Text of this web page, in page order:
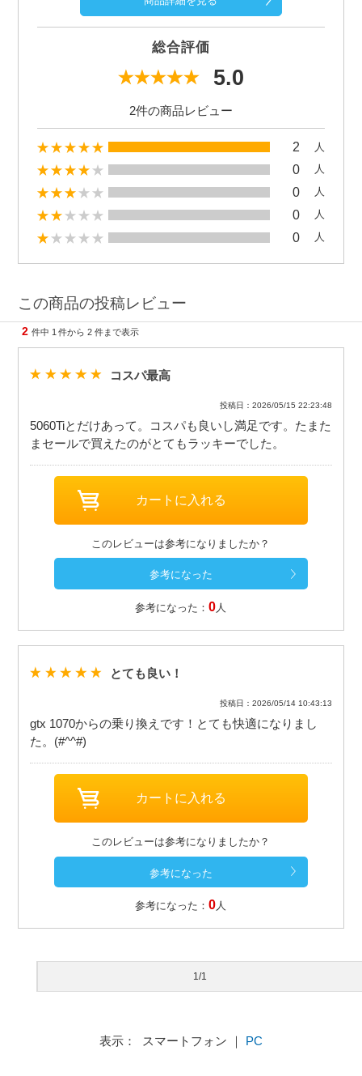
総合評価
5.0
2件の商品レビュー
2 人
0 人
0 人
0 人
0 人
この商品の投稿レビュー
2 件中 1 件から 2 件まで表示
コスパ最高
投稿日：2026/05/15 22:23:48
5060Tiとだけあって。コスパも良いし満足です。たまた
まセールで買えたのがとてもラッキーでした。
このレビューは参考になりましたか？
参考になった：0人
とても良い！
投稿日：2026/05/14 10:43:13
gtx 1070からの乗り換えです！とても快適になりまし
た。(#^^#)
このレビューは参考になりましたか？
参考になった：0人
1/1
表示： スマートフォン ｜ PC